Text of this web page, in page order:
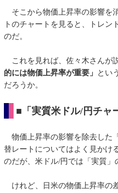
そこから物価上昇率の影響を
トのチャートを見ると、トレン
のだ。
これを見れば、佐々木さんが
的には物価上昇率が重要」
とい
だろうか。
■「実質米ドル/円チャ
物価上昇率の影響を除去した
替レートについてはよく見かけ
のだが、米ドル/円では「実質」
けれど、日米の物価上昇率の